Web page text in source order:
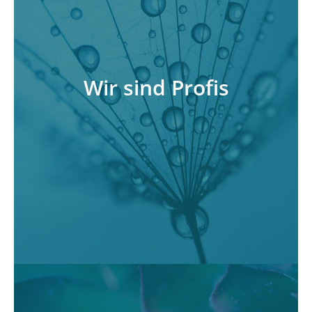
Wir sind Profis
Wir machen das nicht erst seit gestern. Über 25
Jahre Erfahrung in der Beratung namhafter
Konzerne und Unternehmen holt so schnell
niemand auf. Wir respektieren Ihre Wünsche
und lösen Ihre Probleme in ganzheitlicher
Hinsicht auf.